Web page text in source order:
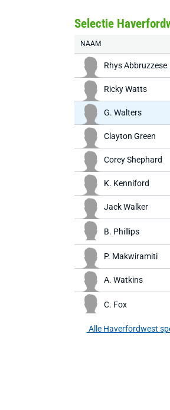
Selectie
NAAM
Rhys Abbruzzese
Ricky Watts
G. Walters
Clayton Green
Corey Shephard
K. Kenniford
Jack Walker
B. Phillips
P. Makwiramiti
A. Watkins
C. Fox
Alle Haverfordwest